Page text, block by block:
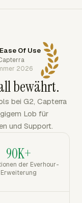
Of Use
2026
bewährt.
bei G2, Capterra
Lob für
und Support.
90K+
der Everhour-
Erweiterung